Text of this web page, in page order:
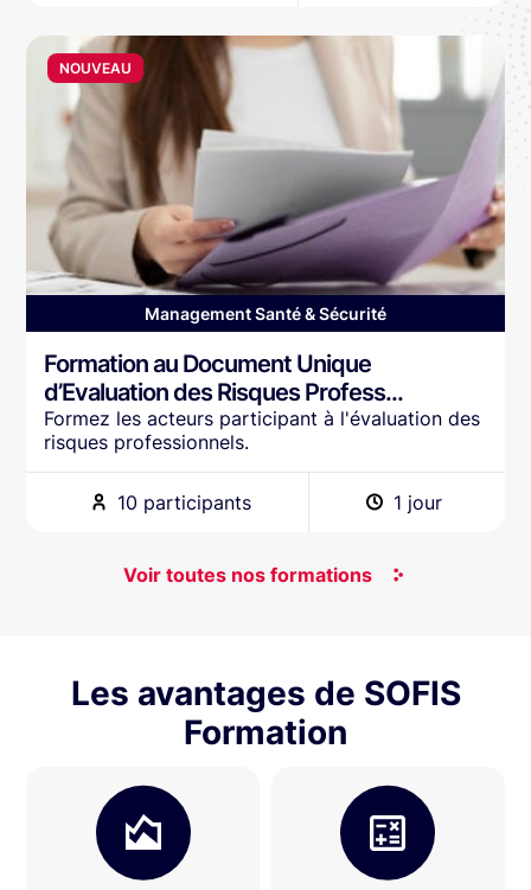
NOUVEAU
Management Santé & Sécurité
Formation au Document Unique
d’Evaluation des Risques Profess...
Formez les acteurs participant à l'évaluation des
risques professionnels.
10 participants 1 jour
Voir toutes nos formations
Les avantages de SOFIS
Formation